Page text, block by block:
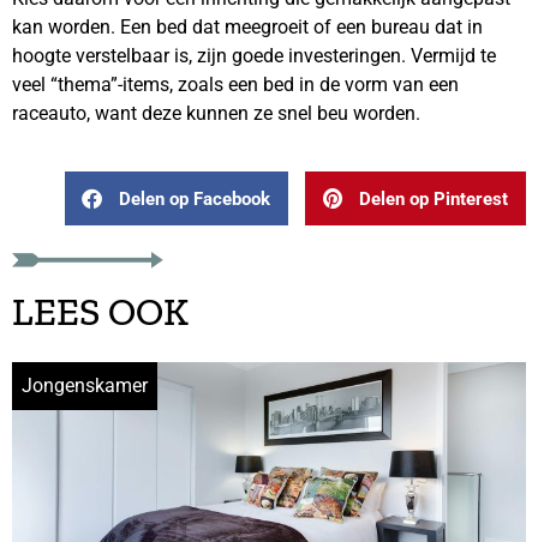
kan worden. Een bed dat meegroeit of een bureau dat in
hoogte verstelbaar is, zijn goede investeringen. Vermijd te
veel “thema”-items, zoals een bed in de vorm van een
raceauto, want deze kunnen ze snel beu worden.
Delen op Facebook Delen op Pinterest
LEES OOK
Jongenskamer